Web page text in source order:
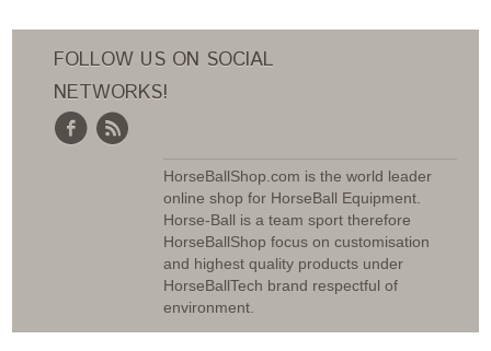
FOLLOW US ON SOCIAL
NETWORKS!
HorseBallShop.com is the world leader
online shop for HorseBall Equipment.
Horse-Ball is a team sport therefore
HorseBallShop focus on customisation
and highest quality products under
HorseBallTech brand respectful of
environment.